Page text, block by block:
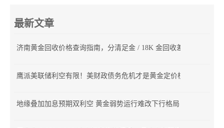
最新文章
济南黄金回收价格查询指南，分清足金 / 18K 金回收差价
鹰派美联储利空有限！美财政债务危机才是黄金定价核心
地缘叠加加息预期双利空 黄金弱势运行难改下行格局